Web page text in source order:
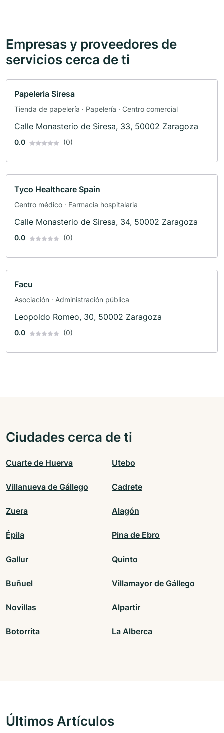
Empresas y proveedores de
servicios cerca de ti
Papeleria Siresa
Tienda de papelería · Papelería · Centro comercial
Calle Monasterio de Siresa, 33, 50002 Zaragoza
0.0 (0)
Tyco Healthcare Spain
Centro médico · Farmacia hospitalaria
Calle Monasterio de Siresa, 34, 50002 Zaragoza
0.0 (0)
Facu
Asociación · Administración pública
Leopoldo Romeo, 30, 50002 Zaragoza
0.0 (0)
Ciudades cerca de ti
Cuarte de Huerva Utebo
Villanueva de Gállego Cadrete
Zuera Alagón
Épila Pina de Ebro
Gallur Quinto
Buñuel Villamayor de Gállego
Novillas Alpartir
Botorrita La Alberca
Últimos Artículos